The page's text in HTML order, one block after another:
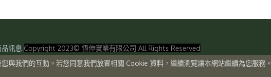
訊息 Copyright 2023© 恆伸實業有限公司 All Rights Reserved
與我們的互動。若您同意我們放置相關 Cookie 資料，繼續瀏覽讓本網站繼續為您服務。